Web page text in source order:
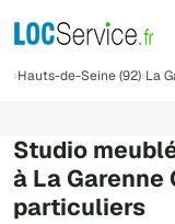
Hauts-de-Seine (92) La
Studio
à La Garenne
particuliers